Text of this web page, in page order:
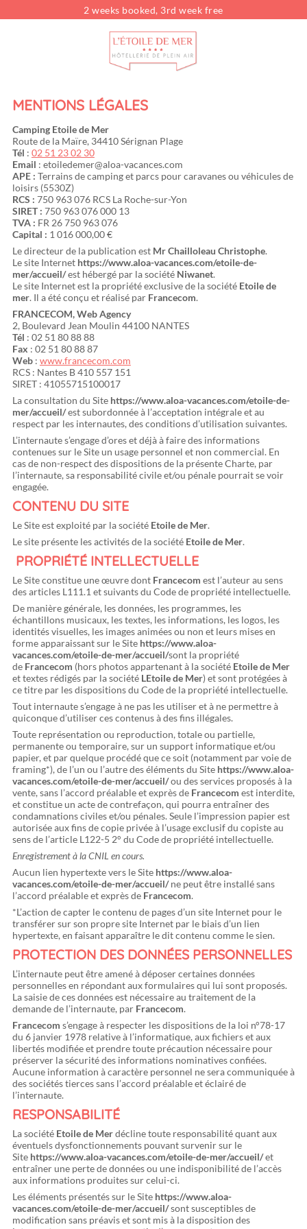
2 weeks booked, 3rd week free
MENTIONS LÉGALES
Camping Etoile de Mer
Route de la Maïre, 34410 Sérignan Plage
Tél : 02 51 23 02 30
Email : etoiledemer@aloa-vacances.com
APE : Terrains de camping et parcs pour caravanes ou véhicules de
loisirs (5530Z)
RCS : 750 963 076 RCS La Roche-sur-Yon
SIRET : 750 963 076 000 13
TVA : FR 26 750 963 076
Capital : 1 016 000,00 €
Le directeur de la publication est Mr Chailloleau Christophe.
Le site Internet https://www.aloa-vacances.com/etoile-de-
mer/accueil/est hébergé par la société Niwanet.
Le site Internet est la propriété exclusive de la société Etoile de
mer. Il a été conçu et réalisé par Francecom.
FRANCECOM, Web Agency
2, Boulevard Jean Moulin 44100 NANTES
Tél : 02 51 80 88 88
Fax : 02 51 80 88 87
Web: www.francecom.com
RCS : Nantes B 410 557 151
SIRET : 41055715100017
La consultation du Site https://www.aloa-vacances.com/etoile-de-
mer/accueil/est subordonnée à l’acceptation intégrale et au
respect par les internautes, des conditions d’utilisation suivantes.
L’internaute s’engage d’ores et déjà à faire des informations
contenues sur le Site un usage personnel et non commercial. En
cas de non-respect des dispositions de la présente Charte, par
l’internaute, sa responsabilité civile et/ou pénale pourrait se voir
engagée.
CONTENU DU SITE
Le Site est exploité par la société Etoile de Mer.
Le site présente les activités de la société Etoile de Mer.
PROPRIÉTÉ INTELLECTUELLE
Le Site constitue une œuvre dont Francecom est l’auteur au sens
des articles L111.1 et suivants du Code de propriété intellectuelle.
De manière générale, les données, les programmes, les
échantillons musicaux, les textes, les informations, les logos, les
identités visuelles, les images animées ou non et leurs mises en
forme apparaissant sur le Site https://www.aloa-
vacances.com/etoile-de-mer/accueil/sont la propriété
de Francecom (hors photos appartenant à la société Etoile de Mer
et textes rédigés par la société LEtoile de Mer) et sont protégées à
ce titre par les dispositions du Code de la propriété intellectuelle.
Tout internaute s’engage à ne pas les utiliser et à ne permettre à
quiconque d’utiliser ces contenus à des fins illégales.
Toute représentation ou reproduction, totale ou partielle,
permanente ou temporaire, sur un support informatique et/ou
papier, et par quelque procédé que ce soit (notamment par voie de
framing*), de l’un ou l’autre des éléments du Site https://www.aloa-
vacances.com/etoile-de-mer/accueil/ou des services proposés à la
vente, sans l’accord préalable et exprès de Francecom est interdite,
et constitue un acte de contrefaçon, qui pourra entraîner des
condamnations civiles et/ou pénales. Seule l’impression papier est
autorisée aux fins de copie privée à l’usage exclusif du copiste au
sens de l’article L122-5 2° du Code de propriété intellectuelle.
Enregistrement à la CNIL en cours.
Aucun lien hypertexte vers le Site https://www.aloa-
vacances.com/etoile-de-mer/accueil/ne peut être installé sans
l’accord préalable et exprès de Francecom.
*L’action de capter le contenu de pages d’un site Internet pour le
transférer sur son propre site Internet par le biais d’un lien
hypertexte, en faisant apparaître le dit contenu comme le sien.
PROTECTION DES DONNÉES PERSONNELLES
L’internaute peut être amené à déposer certaines données
personnelles en répondant aux formulaires qui lui sont proposés.
La saisie de ces données est nécessaire au traitement de la
demande de l’internaute, par Francecom.
Francecom s’engage à respecter les dispositions de la loi n°78-17
du 6 janvier 1978 relative à l’informatique, aux fichiers et aux
libertés modifiée et prendre toute précaution nécessaire pour
préserver la sécurité des informations nominatives confiées.
Aucune information à caractère personnel ne sera communiquée à
des sociétés tierces sans l’accord préalable et éclairé de
l’internaute.
RESPONSABILITÉ
La société Etoile de Merdécline toute responsabilité quant aux
éventuels dysfonctionnements pouvant survenir sur le
Site https://www.aloa-vacances.com/etoile-de-mer/accueil/et
entraîner une perte de données ou une indisponibilité de l’accès
aux informations produites sur celui-ci.
Les éléments présentés sur le Site https://www.aloa-
vacances.com/etoile-de-mer/accueil/sont susceptibles de
modification sans préavis et sont mis à la disposition des
Travelers